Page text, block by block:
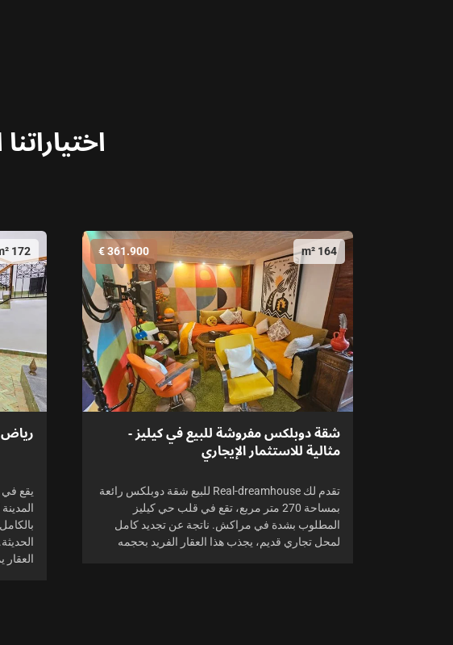
164 m²
361.900 €
شقة دوبلكس مفروشة للبيع في كيليز -
مثالية للاستثمار الإيجاري
تقدم لك Real-dreamhouse للبيع شقة دوبلكس رائعة
بمساحة 270 متر مربع، تقع في قلب حي كيليز
المطلوب بشدة في مراكش. ناتجة عن تجديد كامل
لمحل تجاري قديم، يجذب هذا العقار الفريد بحجمه
172 m²
رياض
يقع
العقار